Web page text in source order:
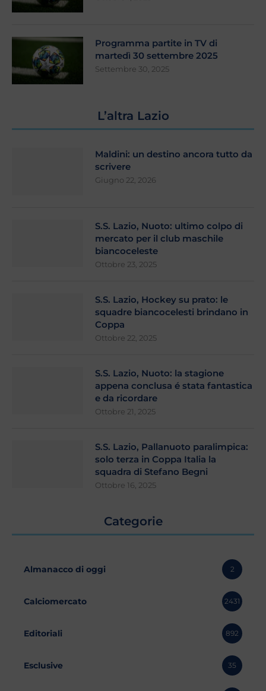
Programma partite in TV di
martedì 30 settembre 2025
Settembre 30, 2025
L’altra Lazio
Maldini: un destino ancora tutto da
scrivere
Giugno 22, 2026
S.S. Lazio, Nuoto: ultimo colpo di
mercato per il club maschile
biancoceleste
Ottobre 23, 2025
S.S. Lazio, Hockey su prato: le
squadre biancocelesti brindano in
Coppa
Ottobre 22, 2025
S.S. Lazio, Nuoto: la stagione
appena conclusa é stata fantastica
e da ricordare
Ottobre 21, 2025
S.S. Lazio, Pallanuoto paralimpica:
solo terza in Coppa Italia la
squadra di Stefano Begni
Ottobre 16, 2025
Categorie
Almanacco di oggi 2
Calciomercato 2431
Editoriali 892
Esclusive 35